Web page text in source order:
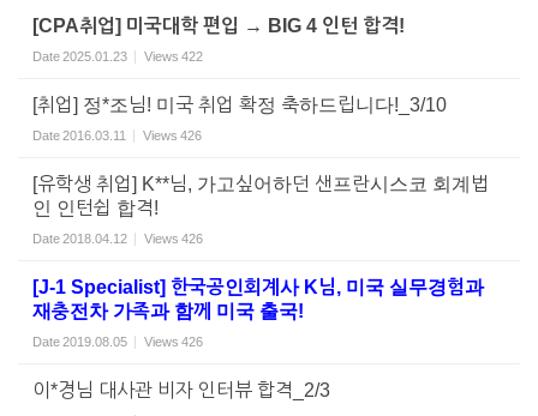
[CPA취업] 미국대학 편입 → BIG 4 인턴 합격!
Date2025.01.23 Views 422
[취업] 정*조님! 미국 취업 확정 축하드립니다!_3/10
Date2016.03.11 Views 426
[유학생 취업] K**님, 가고싶어하던 샌프란시스코 회계법
인 인턴쉽 합격!
Date2018.04.12 Views 426
[J-1 Specialist] 한국공인회계사 K님, 미국 실무경험과
재충전차 가족과 함께 미국 출국!
Date2019.08.05 Views 426
이*경님 대사관 비자 인터뷰 합격_2/3